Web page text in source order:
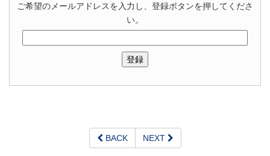
ご希望のメールアドレスを入力し、登録ボタンを押してくださ
い。
BACK NEXT